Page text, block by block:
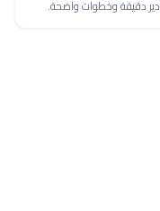
دقيقة وخطوات واضحة.